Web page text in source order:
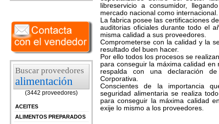
Buscar proveedores
alimentación
(3442 proveedores)
ACEITES
ALIMENTOS PREPARADOS
libreservicio a consumidor,
mercado nacional como internacional.
La fabrica posee las certificaciones
auditorias oficiales durante todo el
misma calidad a sus proveedores.
Comprometerse con la calidad y la
resultado del buen hacer.
Por ello todos los procesos se
para conseguir la máxima calidad
respalda con una declaración
Corporativa.
Conscientes de la importancia
seguridad alimentaria se realiza
para conseguir la máxima calidad
exije lo mismo a los proveedores.